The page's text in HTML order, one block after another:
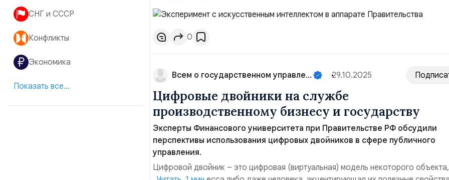
СНГ и СССР
Конфликты
Экономика
Показать все...
вице-премьер Дмитрий Григоренко, в пилотном проекте уже участвуют более
сотрудников из шести департаментов. Им стали доступны четыре функции ИИ
работы с документами, а в ближайшее время количест...
0
Всем о государственном управле... 29.10.2025
Цифровые двойники на службе
производственному бизнесу и государству
Эксперты Финансового университета при Правительстве РФ обсудили
перспективы использования цифровых двойников в сфере публичного
управления.
Цифровой двойник – это цифровая (виртуальная) модель некоторого объекта,